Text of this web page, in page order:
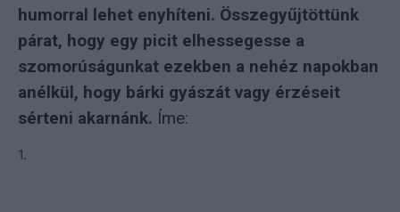
humorral lehet enyhíteni. Összegyűjtöttünk
párat, hogy egy picit elhessegesse a
szomorúságunkat ezekben a nehéz napokban
anélkül, hogy bárki gyászát vagy érzéseit
sérteni akarnánk. Íme:
1.